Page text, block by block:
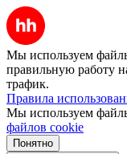
Мы используем
правильную работу
трафик.
Правила
Мы используем
файлов cookie
Понятно